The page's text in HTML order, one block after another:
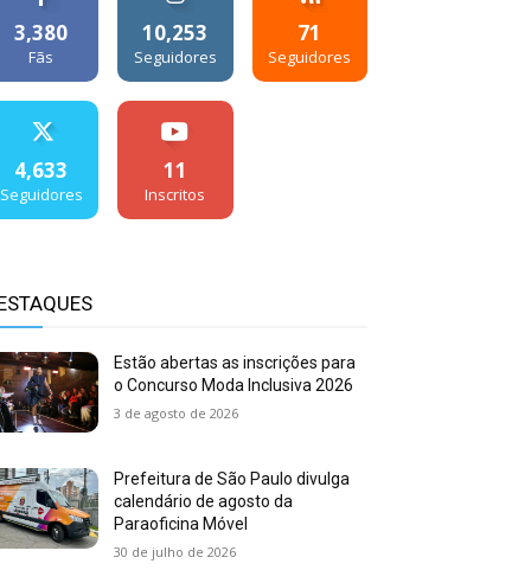
3,380
Fãs
10,253
Seguidores
71
Seguidores
4,633
Seguidores
11
Inscritos
Estão abertas as inscrições para
o Concurso Moda Inclusiva 2026
3 de agosto de 2026
Prefeitura de São Paulo divulga
calendário de agosto da
Paraoficina Móvel
30 de julho de 2026